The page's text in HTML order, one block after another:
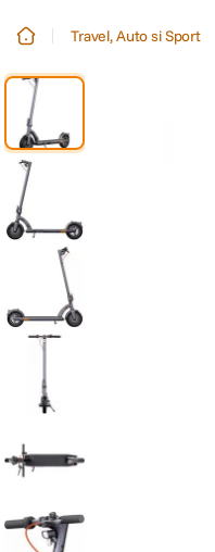
Travel, Auto si Sport